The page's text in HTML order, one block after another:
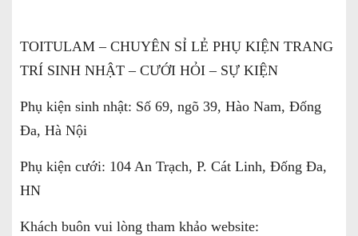
TOITULAM – CHUYÊN SỈ LẺ PHỤ KIỆN TRANG
TRÍ SINH NHẬT – CƯỚI HỎI – SỰ KIỆN
Phụ kiện sinh nhật: Số 69, ngõ 39, Hào Nam, Đống
Đa, Hà Nội
Phụ kiện cưới: 104 An Trạch, P. Cát Linh, Đống Đa,
HN
Khách buôn vui lòng tham khảo website: